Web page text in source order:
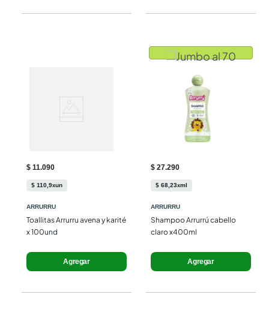
$ 11.090
$ 110 9xun
ARRURRU
Toallitas Arrurru avena y karité
x 100und
Agregar
$ 27.290
$ 68 23xml
ARRURRU
Shampoo Arrurrú cabello
claro x400ml
Agregar